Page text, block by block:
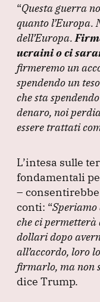
“Questa guerra
quanto l’Europa.
dell’Europa.
ucraini o ci
firmeremo un
spendendo un
che sta
denaro, noi
essere trattati
L’intesa sulle
fondamentali
–
conti: “
che ci
dollari dopo
all’accordo, loro
firmarlo, ma non
dice Trump.